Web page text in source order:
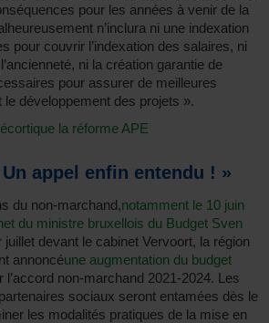
pour les années à venir de la
n’inclura ni une indexation
pour couvrir l’indexation des salaires, ni
ni la création garantie de
pour assurer de meilleures
le développement des projets ».
la réforme APE
appel enfin entendu ! »
du non-marchand,notamment le 10 juin
du ministre bruxellois du Budget Sven
juillet devant le cabinet Vervoort, la région
annoncéune augmentation du budget
l’accord non-marchand 2021-2024. Les
sociaux seront entamées dès le
les modalités pratiques de la mise en